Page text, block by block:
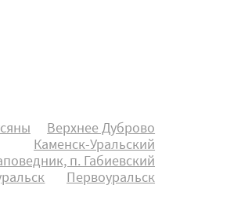
Верхнее Дуброво
Каменск-Уральский
п. Габиевский
Первоуральск